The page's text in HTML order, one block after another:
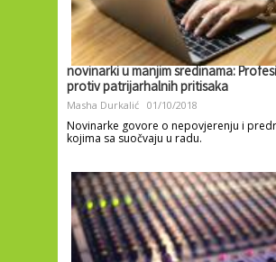
novinarki u manjim sredinama:
protiv patrijarhalnih pritisaka
Masha Durkalić 01/10/2018
Novinarke govore o nepovjerenju i
kojima sa suočvaju u radu.